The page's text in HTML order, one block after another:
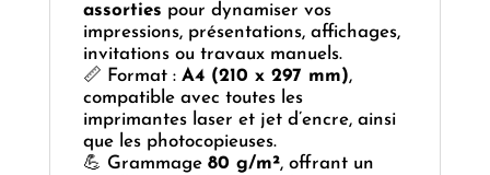
assorties pour dynamiser vos
impressions, présentations, affichages,
invitations ou travaux manuels.
📏 Format : A4 (210 x 297 mm),
compatible avec toutes les
imprimantes laser et jet d’encre, ainsi
que les photocopieuses.
💪 Grammage 80 g/m², offrant un